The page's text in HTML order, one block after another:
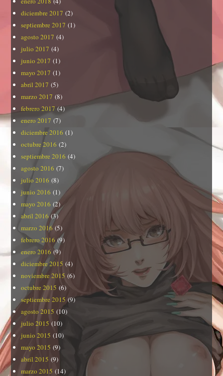
diciembre 2017 (2)
septiembre 2017 (1)
agosto 2017 (4)
julio 2017 (4)
junio 2017 (1)
mayo 2017 (1)
abril 2017 (5)
marzo 2017 (8)
febrero 2017 (4)
enero 2017 (7)
diciembre 2016 (1)
octubre 2016 (2)
septiembre 2016 (4)
agosto 2016 (7)
julio 2016 (8)
junio 2016 (1)
mayo 2016 (2)
abril 2016(3)
marzo 2016 (5)
febrero 2016 (9)
enero 2016 (9)
diciembre 2015 (4)
noviembre 2015 (6)
octubre 2015 (6)
septiembre 2015 (9)
agosto 2015 (10)
julio 2015 (10)
junio 2015 (10)
mayo 2015 (9)
abril 2015 (9)
marzo 2015 (14)